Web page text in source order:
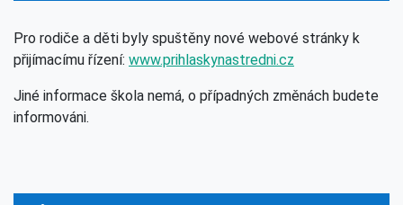
Pro rodiče a děti byly spuštěny nové webové stránky k
přijímacímu řízení: www.prihlaskynastredni.cz
Jiné informace škola nemá, o případných změnách budete
informováni.